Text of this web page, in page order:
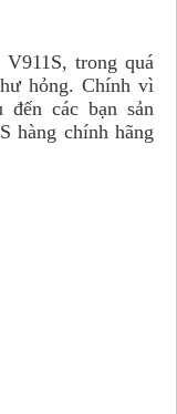
trong quá
hỏng. Chính vì
các bạn sản
hàng chính hãng